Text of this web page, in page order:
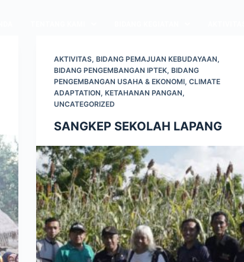
AKTIVITAS,BIDANG PEMAJUAN KEBUDAYAAN,
BIDANG PENGEMBANGAN IPTEK,BIDANG
PENGEMBANGAN USAHA & EKONOMI,CLIMATE
ADAPTATION,KETAHANAN PANGAN,
UNCATEGORIZED
SANGKEP SEKOLAH LAPANG